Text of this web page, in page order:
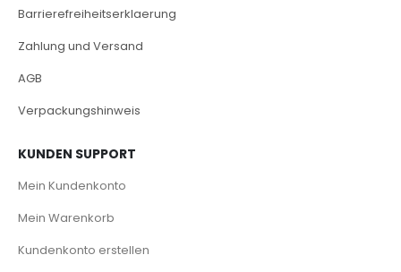
Barrierefreiheitserklaerung
Zahlung und Versand
AGB
Verpackungshinweis
KUNDEN SUPPORT
Mein Kundenkonto
Mein Warenkorb
Kundenkonto erstellen